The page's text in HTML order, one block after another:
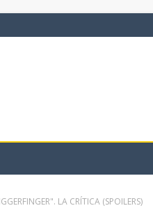
LA CRÍTICA (SPOILERS)